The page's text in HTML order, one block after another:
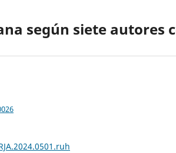
según siete autores